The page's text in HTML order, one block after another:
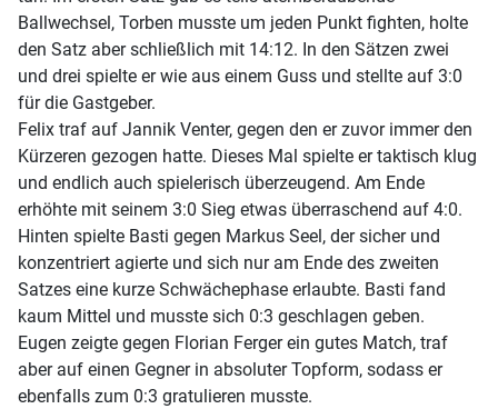
Ballwechsel, Torben musste um jeden Punkt fighten, holte
den Satz aber schließlich mit 14:12. In den Sätzen zwei
und drei spielte er wie aus einem Guss und stellte auf 3:0
für die Gastgeber.
Felix traf auf Jannik Venter, gegen den er zuvor immer den
Kürzeren gezogen hatte. Dieses Mal spielte er taktisch klug
und endlich auch spielerisch überzeugend. Am Ende
erhöhte mit seinem 3:0 Sieg etwas überraschend auf 4:0.
Hinten spielte Basti gegen Markus Seel, der sicher und
konzentriert agierte und sich nur am Ende des zweiten
Satzes eine kurze Schwächephase erlaubte. Basti fand
kaum Mittel und musste sich 0:3 geschlagen geben.
Eugen zeigte gegen Florian Ferger ein gutes Match, traf
aber auf einen Gegner in absoluter Topform, sodass er
ebenfalls zum 0:3 gratulieren musste.